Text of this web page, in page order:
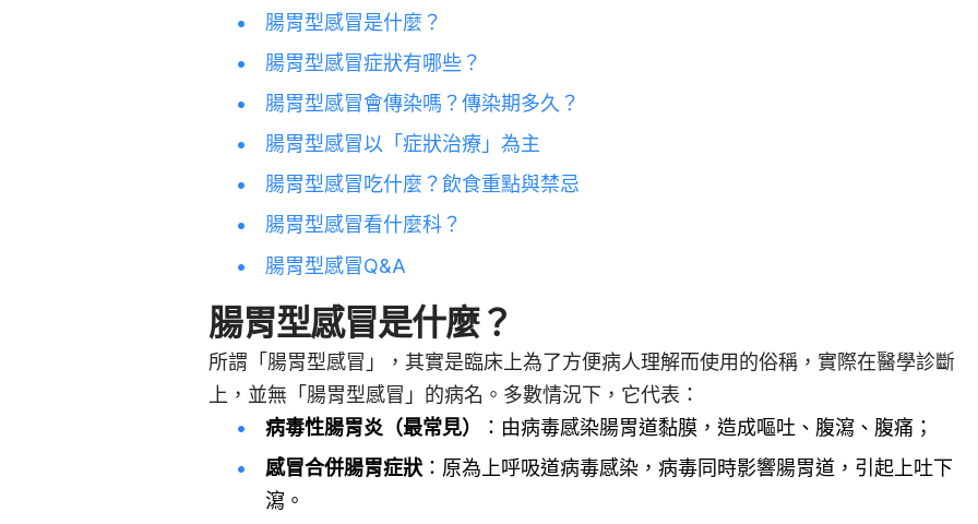
腸胃型感冒是什麼？
腸胃型感冒症狀有哪些？
腸胃型感冒會傳染嗎？傳染期多久？
腸胃型感冒以「症狀治療」為主
腸胃型感冒吃什麼？飲食重點與禁忌
腸胃型感冒看什麼科？
腸胃型感冒Q&A
腸胃型感冒是什麼？
所謂「腸胃型感冒」，其實是臨床上為了方便病人理解而使用的俗稱，實際在醫學診斷
上，並無「腸胃型感冒」的病名。 多數情況下，它代表：
病毒性腸胃炎（最常見）
：由病毒感染腸胃道黏膜，造成嘔吐、腹瀉、腹痛；
感冒合併腸胃症狀 ：原為上呼吸道病毒感染，病毒同時影響腸胃道，引起上吐下
瀉。